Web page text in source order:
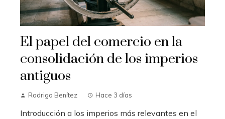
El papel del comercio en la
consolidación de los imperios
antiguos
Rodrigo Benítez Hace 3 días
Introducción a los imperios más relevantes en el